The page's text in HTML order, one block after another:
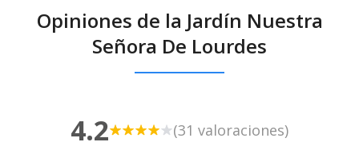
Opiniones de la Jardín Nuestra
Señora De Lourdes
4.2 (31 valoraciones)